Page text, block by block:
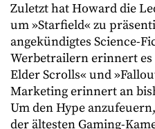
Zuletzt hat Howard die
um »Starfield« zu
angekündigtes Science-
Werbetrailern erinnert es
Elder Scrolls« und
Marketing erinnert an
Um den Hype
der ältesten Gaming-